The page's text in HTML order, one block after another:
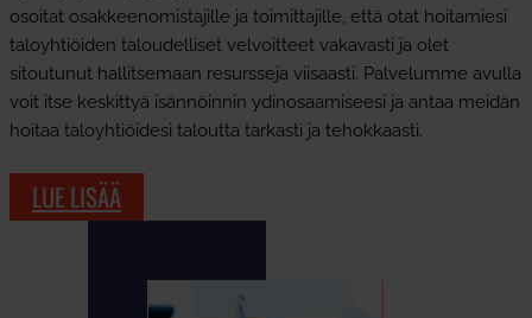
osoitat osakkeenomistajille ja toimittajille, että otat hoitamiesi
taloyhtiöiden taloudelliset velvoitteet vakavasti ja olet
sitoutunut hallitsemaan resursseja viisaasti. Palvelumme avulla
voit itse keskittyä isännöinnin ydinosaamiseesi ja antaa meidän
hoitaa taloyhtiöidesi taloutta tarkasti ja tehokkaasti.
LUE LISÄÄ